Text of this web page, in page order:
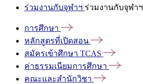
ร่วมงานกับจุฬาฯ ร่วมงานกับจุฬาฯ
การศึกษา
หลักสูตรที่เปิดสอน
สมัครเข้าศึกษา TCAS
ค่าธรรมเนียมการศึกษา
คณะและสำนักวิชา